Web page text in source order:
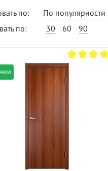
по: По популярности
по:
30 60 90